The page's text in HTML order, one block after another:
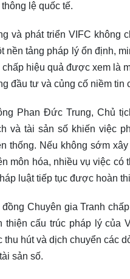
lệ quốc tế.
và phát triển VIFC không
nền tảng pháp lý ổn định,
hiệu quả được xem là
đầu tư và củng cố niềm tin
Phan Đức Trung, Chủ
và tài sản số khiến việc
thống. Nếu không sớm
môn hóa, nhiều vụ việc có
luật tiếp tục được hoàn
Chuyên gia Tranh
cấu trúc pháp lý của
hút và dịch chuyển các
sản số.